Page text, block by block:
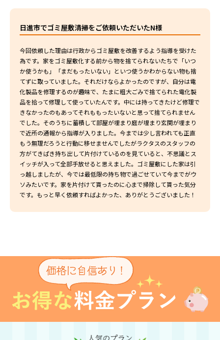
日進市でゴミ屋敷清掃をご依頼いただいたN様
今回依頼した理由は行政からゴミ屋敷を改善するよう指導を受けた
為です。家をゴミ屋敷化する前から物を捨てられないたちで「いつ
か使うかも」「まだもったいない」といつ使うかわからない物も捨
てずに取っていました。それだけならよかったのですが、自分は電
化製品を修理するのが趣味で、たまに粗大ごみで捨てられた電化製
品を拾って修理して使っていたんです。中には持ってきたけど修理で
きなかったのもあってそれももったいないと思って捨てられません
でした。そのうちに蓄積して部屋が埋まり庭が埋まり玄関が埋まり
で近所の通報から指導が入りました。今までは少し言われても正直
もう無理だろうと行動に移せませんでしたがラクタスのスタッフの
方がてきぱき持ち出して片付けているのを見ていると、不思議とス
イッチが入って全部手放せると思えました。ゴミ屋敷にした家は引
っ越しましたが、今では最低限の持ち物で過ごせていて今までがウ
ソみたいです。家を片付けて貰ったのに心まで掃除して貰った気分
です。もっと早く依頼すればよかった、ありがとうございました！